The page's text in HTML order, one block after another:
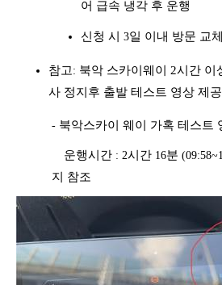
어 급속 냉각 후 운행
신청 시 3일 이내 방문 교체
참고 : 북악 스카이웨이 2시간 이
사 정지후 출발 테스트 영상 제공
- 북악스카이 웨이 가혹 테스트
운행시간: 2시간16분
지 참조